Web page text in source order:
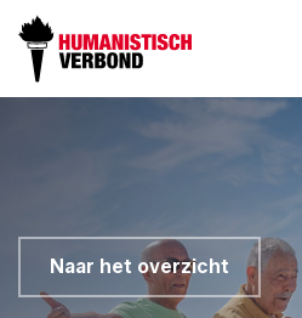
Naar het overzicht